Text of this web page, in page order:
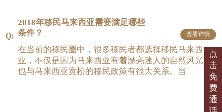
2018年移民马来西亚需要满足哪些
条件？
查看详情
在当前的移民圈中，很多移民者都选择移民马来西
亚，不仅是因为马来西亚有着漂亮迷人的自然风光，
也与马来西亚宽松的移民政策有很大关系。当
点
击
免
费
通